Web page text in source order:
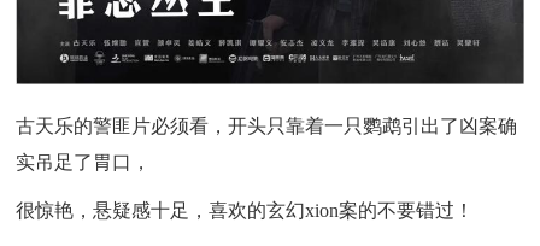
古天乐的警匪片必须看，开头只靠着一只鹦鹉引出了凶案确
实吊足了胃口，
很惊艳，悬疑感十足，喜欢的玄幻xion案的不要错过！